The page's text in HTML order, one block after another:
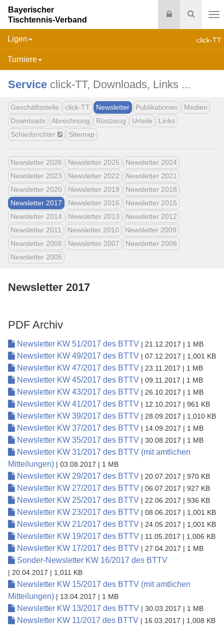
Suche
Login
Bayerischer
Tischtennis-Verband
click-TT
Ligen
Turniere
Service click-TT, Downloads, Links ...
Geschäftsstelle click-TT Newsletter Publikationen
Medien
Downloads
Abrechnung Rüstzeug Urteile
Links
Schiedsrichter
Sitemap
Newsletter 2026 Newsletter 2025
Newsletter 2024
Newsletter 2023
Newsletter 2022
Newsletter 2021
Newsletter 2020
Newsletter 2019
Newsletter 2018
Newsletter 2017
Newsletter 2016
Newsletter 2015
Newsletter 2014
Newsletter 2013
Newsletter 2012
Newsletter 2011
Newsletter 2010
Newsletter 2009
Newsletter 2008
Newsletter 2007
Newsletter 2006
Newsletter 2005
Newsletter 2017
PDF Archiv
Newsletter KW 51/2017 des BTTV | 21.12.2017 | 1 MB
Newsletter KW 49/2017 des BTTV | 07.12.2017 | 1,001 KB
Newsletter KW 47/2017 des BTTV | 23.11.2017 | 1 MB
Newsletter KW 45/2017 des BTTV | 09.11.2017 | 1 MB
Newsletter KW 43/2017 des BTTV | 26.10.2017 | 1 MB
Newsletter KW 41/2017 des BTTV | 12.10.2017 | 961 KB
Newsletter KW 39/2017 des BTTV | 28.09.2017 | 1,010 KB
Newsletter KW 37/2017 des BTTV | 14.09.2017 | 1 MB
Newsletter KW 35/2017 des BTTV | 30.08.2017 | 1 MB
Newsletter KW 31/2017 des BTTV (mit amtlichen
Mitteilungen) | 03.08.2017 | 1 MB
Newsletter KW 29/2017 des BTTV | 20.07.2017 | 970 KB
Newsletter KW 27/2017 des BTTV | 06.07.2017 | 927 KB
Newsletter KW 25/2017 des BTTV | 22.06.2017 | 936 KB
Newsletter KW 23/2017 des BTTV | 08.06.2017 | 1,001 KB
Newsletter KW 21/2017 des BTTV | 24.05.2017 | 1,001 KB
Newsletter KW 19/2017 des BTTV | 11.05.2017 | 1,006 KB
Newsletter KW 17/2017 des BTTV | 27.04.2017 | 1 MB
Sonder-Newsletter KW 16/2017 des BTTV
| 20.04.2017 | 1,011 KB
Newsletter KW 15/2017 des BTTV (mit amtlichen
Mitteilungen) | 13.04.2017 | 1 MB
Newsletter KW 13/2017 des BTTV | 30.03.2017 | 1 MB
Newsletter KW 11/2017 des BTTV | 16.03.2017 | 1,008 KB